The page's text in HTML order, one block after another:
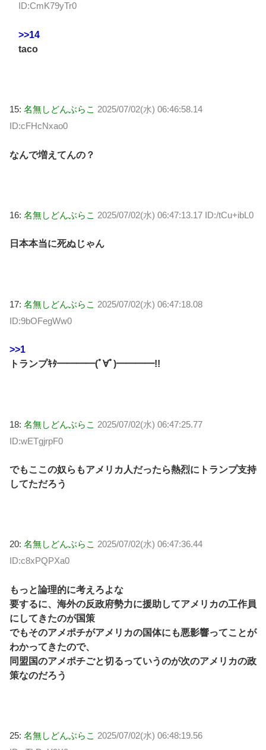
ID:CmK79yTr0
>>14
taco
15: 名無しどんぶらこ 2025/07/02(水) 06:46:58.14
ID:cFHcNxao0
なんで増えてんの？
16: 名無しどんぶらこ 2025/07/02(水) 06:47:13.17 ID:/tCu+ibL0
日本本当に死ぬじゃん
17: 名無しどんぶらこ 2025/07/02(水) 06:47:18.08
ID:9bOFegWw0
>>1
トランプｷﾀ━━━━(ﾟ∀ﾟ)━━━━!!
18: 名無しどんぶらこ 2025/07/02(水) 06:47:25.77
ID:wETgjrpF0
でもここの奴らもアメリカ人だったら熱烈にトランプ支持
してただろう
20: 名無しどんぶらこ 2025/07/02(水) 06:47:36.44
ID:c8xPQPXa0
もっと論理的に考えろよな
要するに、海外の反政府勢力に援助してアメリカの工作員
にしてきたのが国策
でもそのアメポチがアメリカの国体にも悪影響ってことが
わかってきたので、
同盟国のアメポチごと切るっていうのが次のアメリカの政
策なのだろう
25: 名無しどんぶらこ 2025/07/02(水) 06:48:19.56